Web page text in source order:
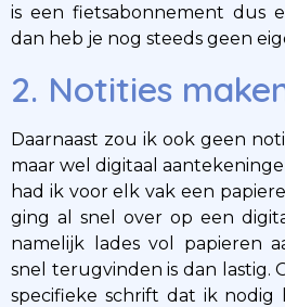
is een fietsabonnement dus
dan heb je nog steeds geen
2. Notities
Daarnaast zou ik ook geen
maar wel digitaal
had ik voor elk vak een
ging al snel over op een
namelijk lades vol papieren
snel terugvinden is dan lastig.
specifieke schrift dat ik nodig